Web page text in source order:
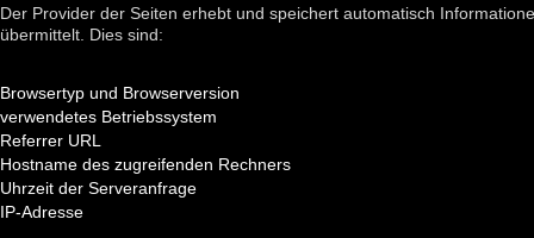
Der Provider der Seiten erhebt und speichert automatisch
übermittelt. Dies sind:
Browsertyp und Browserversion
verwendetes Betriebssystem
Referrer URL
Hostname des zugreifenden Rechners
Uhrzeit der Serveranfrage
IP-Adresse